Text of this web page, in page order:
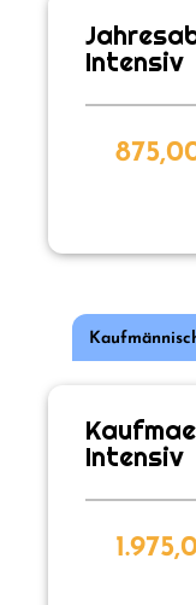
Intensiv
Intensiv